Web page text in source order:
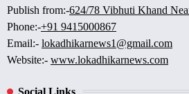
Publish from:-624/78 Vibhuti Khand
Phone:-+91 9415000867
Email:- lokadhikarnews1@gmail.com
Website:- www.lokadhikarnews.com
Social Links